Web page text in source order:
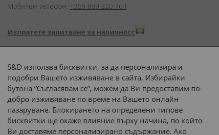
Мобилен телефон: +359 889 220 764
Изпратете запитване за наличност
Начини на плащане:
Доставка до адрес с:
S&D използва бисквитки, за да персонализира и
подобри Вашето изживяване в сайта. Избирайки
бутона “Съгласявам се”, можем да Ви предоставим по-
добро изживяване по време на Вашето онлайн
пазаруване. Блокирането на определени типове
бисквитки ще окаже влияние върху начина, по който
Ви доставяме персонализирано съдържание. Ако